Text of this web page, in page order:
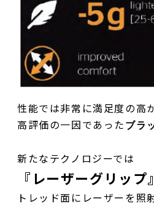
性能では非常に満足度の高
高評価の一因であった ブラ
新たなテクノロジーでは
『レーザーグリップ』
トレッド面にレーザーを照